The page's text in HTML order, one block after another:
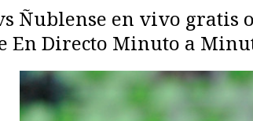
Ñublense en vivo gratis
En Directo Minuto a